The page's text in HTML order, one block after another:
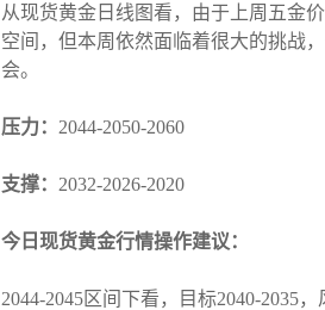
从现货黄金日线图看，由于上周五金
空间，但本周依然面临着很大的挑战
会。
压力： 2044-2050-2060
支撑： 2032-2026-2020
今日现货黄金行情操作建议：
2044-2045区间下看，目标2040-2035，